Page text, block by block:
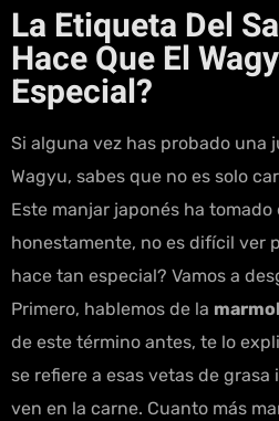
La Etiqueta Del
Hace Que El
Especial?
Si alguna vez has probado una
Wagyu, sabes que no es solo
Este manjar japonés ha
honestamente, no es difícil ver
hace tan especial? Vamos a
Primero, hablemos de la
de este término antes, te lo
se refiere a esas vetas de
ven en la carne. Cuanto más